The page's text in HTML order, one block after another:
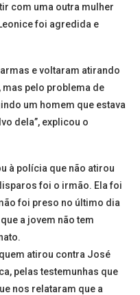
com uma outra mulher
foi agredida e
e voltaram atirando
mas pelo problema de
um homem que estava
dela”, explicou o
à polícia que não atirou
foi o irmão. Ela foi
foi preso no último dia
a jovem não tem
atirou contra José
pelas testemunhas que
nos relataram que a